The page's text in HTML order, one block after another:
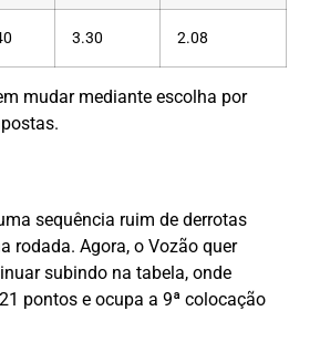
3.30 2.08
mudar mediante escolha por
sequência ruim de derrotas
rodada. Agora, o Vozão quer
subindo na tabela, onde
pontos e ocupa a 9ª colocação